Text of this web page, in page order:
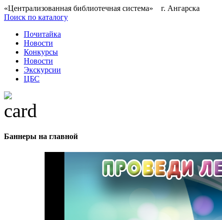
«Централизованная библиотечная система» г. Ангарска
Поиск по каталогу
Почитайка
Новости
Конкурсы
Новости
Экскурсии
ЦБС
Баннеры на главной